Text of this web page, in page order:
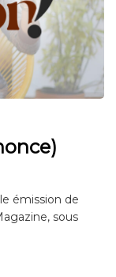
émission de
sous